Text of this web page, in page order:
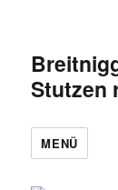
Stutzen
MENÜ